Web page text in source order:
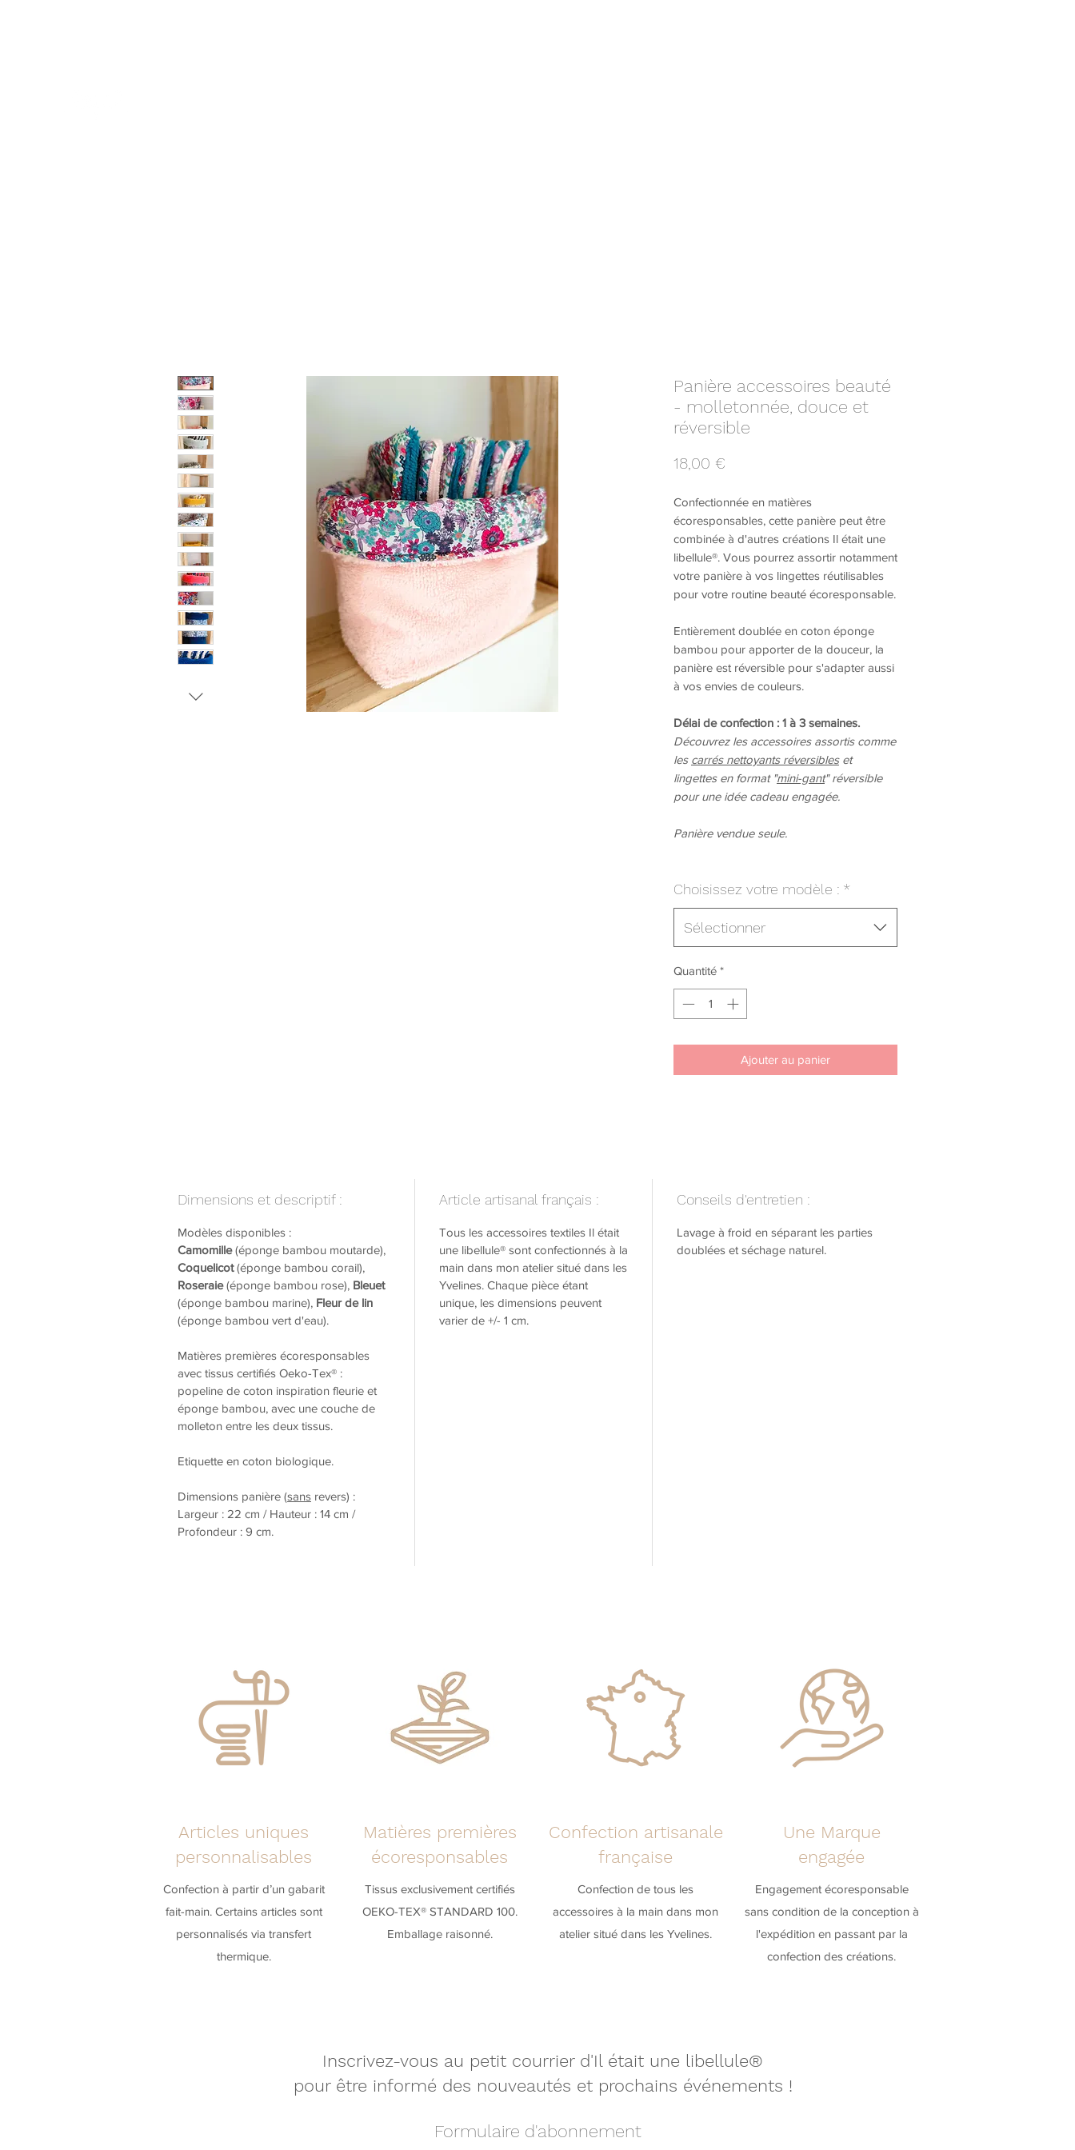
Panière accessoires beauté
- molletonnée, douce et
réversible
18,00 €
Confectionnée en matières
écoresponsables, cette panière peut être
combinée à d'autres créations Il était une
libellule®. Vous pourrez assortir notamment
votre panière à vos lingettes réutilisables
pour votre routine beauté écoresponsable.
Entièrement doublée en coton éponge
bambou pour apporter de la douceur, la
panière est réversible pour s'adapter aussi
à vos envies de couleurs.
Délai de confection : 1 à 3 semaines.
Découvrez les accessoires assortis comme
les carrés nettoyants réversibleset
lingettes en format "mini-gant" réversible
pour une idée cadeau engagée.
Panière vendue seule.
Choisissez votre modèle : *
Sélectionner
Quantité *
Ajouter au panier
Dimensions et descriptif :
Modèles disponibles :
Camomille(éponge bambou moutarde),
Coquelicot(éponge bambou corail),
Roseraie(éponge bambou rose), Bleuet
(éponge bambou marine), Fleur de lin
(éponge bambou vert d'eau).
Matières premières écoresponsables
avec tissus certifiés Oeko-Tex® :
popeline de coton inspiration fleurie et
éponge bambou, avec une couche de
molleton entre les deux tissus.
Etiquette en coton biologique.
Dimensions panière (sans revers) :
Largeur : 22 cm / Hauteur : 14 cm /
Profondeur : 9 cm.
Article artisanal français :
Tous les accessoires textiles Il était
une libellule® sont confectionnés à la
main dans mon atelier situé dans les
Yvelines. Chaque pièce étant
unique, les dimensions peuvent
varier de +/- 1 cm.
Conseils d'entretien :
Lavage à froid en séparant les parties
doublées et séchage naturel.
Articles uniques
personnalisables
Confection à partir d’un gabarit
fait-main. Certains articles sont
personnalisés via transfert
thermique.
Matières premières
écoresponsables
Tissus exclusivement certifiés
OEKO-TEX® STANDARD 100.
Emballage raisonné.
Confection artisanale
française
Confection de tous les
accessoires à la main dans mon
atelier situé dans les Yvelines.
Une Marque
engagée
Engagement écoresponsable
sans condition de la conception à
l'expédition en passant par la
confection des créations.
Inscrivez-vous au petit courrier d'Il était une libellule®
pour être informé des nouveautés et prochains événements !
Formulaire d'abonnement